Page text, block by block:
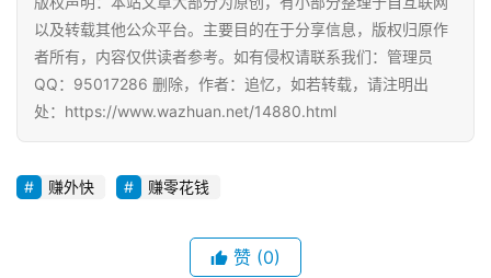
以及转载其他公众平台。主要目的在于分享信息，版权归原作
者所有，内容仅供读者参考。如有侵权请联系我们：管理员
QQ：95017286 删除，作者：追忆，如若转载，请注明出
处：https://www.wazhuan.net/14880.html
赚外快 赚零花钱
赞 (0)